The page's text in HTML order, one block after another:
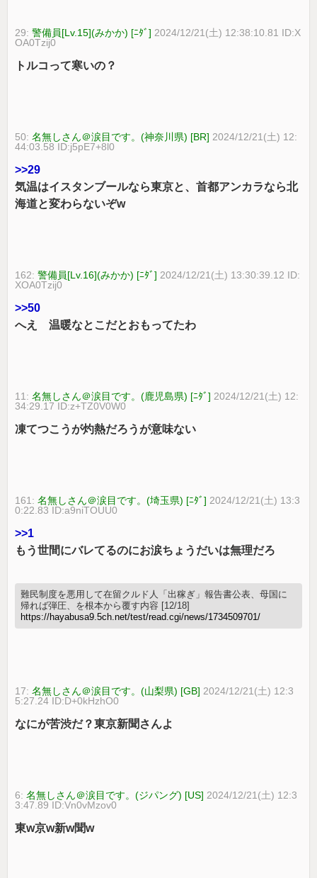
29:警備員[Lv.15](みかか) [ﾆﾀﾞ] 2024/12/21(土) 12:38:10.81 ID:X
OA0Tzij0
トルコって寒いの？
50:名無しさん＠涙目です。(神奈川県) [BR] 2024/12/21(土) 12:
44:03.58 ID:j5pE7+8l0
>>29
気温はイスタンブールなら東京と、首都アンカラなら北
海道と変わらないぞw
162:警備員[Lv.16](みかか) [ﾆﾀﾞ] 2024/12/21(土) 13:30:39.12 ID:
XOA0Tzij0
>>50
へえ 温暖なとこだとおもってたわ
11:名無しさん＠涙目です。(鹿児島県) [ﾆﾀﾞ] 2024/12/21(土) 12:
34:29.17 ID:z+TZ0V0W0
凍てつこうが灼熱だろうが意味ない
161:名無しさん＠涙目です。(埼玉県) [ﾆﾀﾞ] 2024/12/21(土) 13:3
0:22.83 ID:a9niTOUU0
>>1
もう世間にバレてるのにお涙ちょうだいは無理だろ
難民制度を悪用して在留クルド人「出稼ぎ」報告書公表、母国に
帰れば弾圧、を根本から覆す内容 [12/18]
https://hayabusa9.5ch.net/test/read.cgi/news/1734509701/
17:名無しさん＠涙目です。(山梨県) [GB] 2024/12/21(土) 12:3
5:27.24 ID:D+0kHzhO0
なにが苦渋だ？東京新聞さんよ
6:名無しさん＠涙目です。(ジパング) [US] 2024/12/21(土) 12:3
3:47.89 ID:Vn0vMzov0
東w京w新w聞w